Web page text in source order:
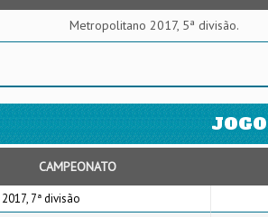
Metropolitano 2017, 5ª divisão.
CAMPEONATO
7ª divisão